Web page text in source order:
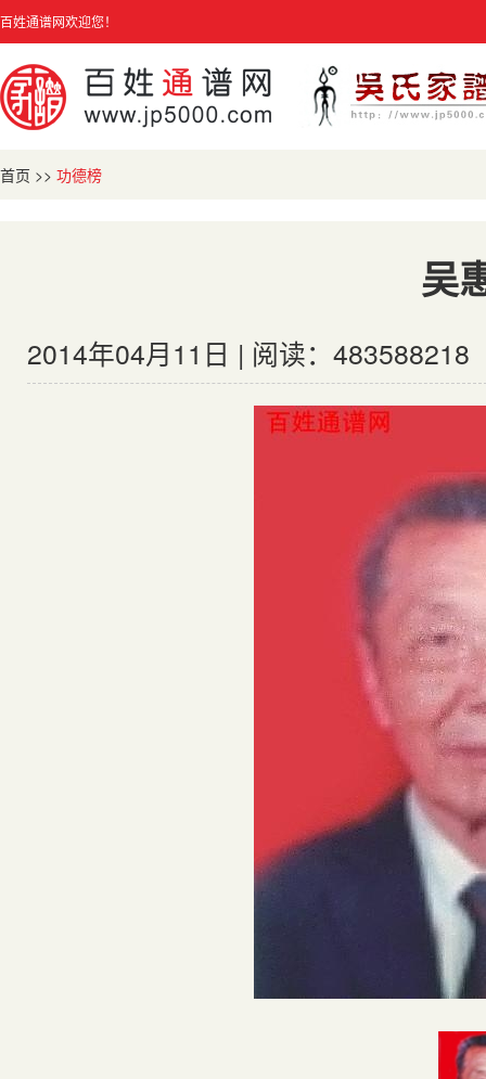
百姓通谱网欢迎您！
首页 >> 功德榜
吴
2014年04月11日 | 阅读：483588218